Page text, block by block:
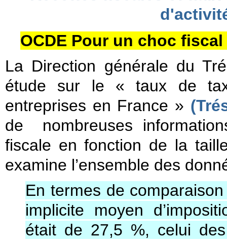
OCDE Pour un choc
La Direction générale du
étude sur le « taux de
entreprises en France »
de nombreuses
fiscale en fonction de la
examine l’ensemble des
En termes de
implicite moyen
était de 27,5 %, celui